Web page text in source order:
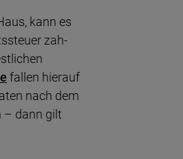
kann es
zah­
fallen hierauf
nach dem
– dann gilt